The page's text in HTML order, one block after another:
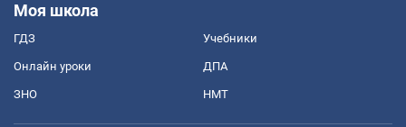
Моя школа
ГДЗ Учебники
Онлайн уроки ДПА
ЗНО НМТ